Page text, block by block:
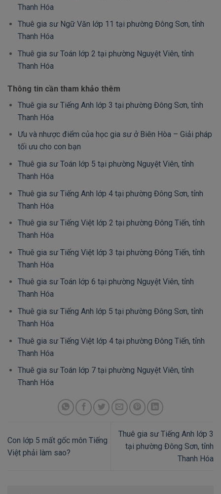
Thanh Hóa
Thuê gia sư Ngữ Văn lớp 11 tại phường Đông Sơn, tỉnh
Thanh Hóa
Thuê gia sư Toán lớp 2 tại phường Nguyệt Viên, tỉnh
Thanh Hóa
Thông tin cần tham khảo thêm
Thuê gia sư Tiếng Anh lớp 3 tại phường Đông Sơn, tỉnh
Thanh Hóa
Ưu và nhược điểm của học gia sư ở Biên Hòa – Giải pháp
tối ưu cho con bạn
Thuê gia sư Toán lớp 5 tại phường Nguyệt Viên, tỉnh
Thanh Hóa
Thuê gia sư Tiếng Anh lớp 4 tại phường Đông Sơn, tỉnh
Thanh Hóa
Thuê gia sư Tiếng Việt lớp 2 tại phường Đông Tiến, tỉnh
Thanh Hóa
Thuê gia sư Tiếng Việt lớp 3 tại phường Đông Tiến, tỉnh
Thanh Hóa
Thuê gia sư Toán lớp 6 tại phường Nguyệt Viên, tỉnh
Thanh Hóa
Thuê gia sư Tiếng Anh lớp 5 tại phường Đông Sơn, tỉnh
Thanh Hóa
Thuê gia sư Tiếng Việt lớp 4 tại phường Đông Tiến, tỉnh
Thanh Hóa
Thuê gia sư Toán lớp 7 tại phường Nguyệt Viên, tỉnh
Thanh Hóa
Con lớp 5 mất gốc môn Tiếng
Việt phải làm sao?
Thuê gia sư Tiếng Anh lớp 3
tại phường Đông Sơn, tỉnh
Thanh Hóa